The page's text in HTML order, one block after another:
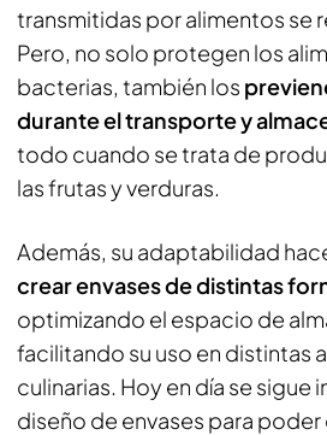
transmitidas por alimentos se
Pero, no solo protegen los
bacterias, también los
durante el transporte y
todo cuando se trata de
las frutas y verduras.
Además, su adaptabilidad
crear envases de distintas
optimizando el espacio de
facilitando su uso en distintas
culinarias. Hoy en día se sigue
diseño de envases para poder